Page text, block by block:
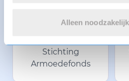
Alleen
Stichting
Armoedefonds